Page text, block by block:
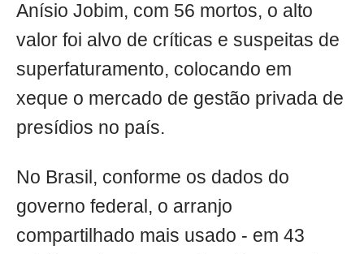
Anísio Jobim, com 56 mortos, o alto
valor foi alvo de críticas e suspeitas de
superfaturamento, colocando em
xeque o mercado de gestão privada de
presídios no país.
No Brasil, conforme os dados do
governo federal, o arranjo
compartilhado mais usado - em 43